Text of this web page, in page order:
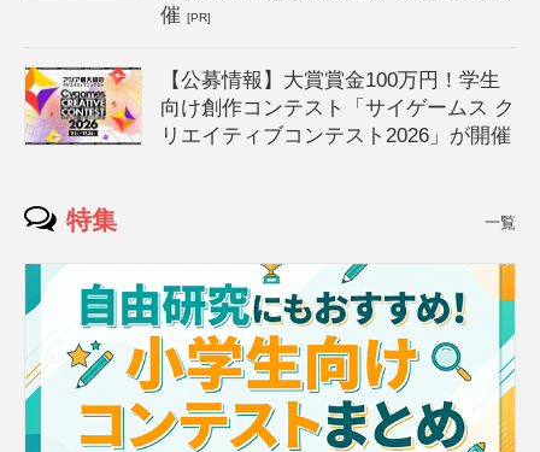
催[PR]
【公募情報】大賞賞金100万円！学生
向け創作コンテスト「サイゲームス ク
リエイティブコンテスト2026」が開催
特集 一覧